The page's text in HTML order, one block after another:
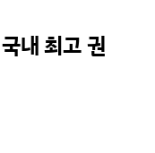
내 최고 권